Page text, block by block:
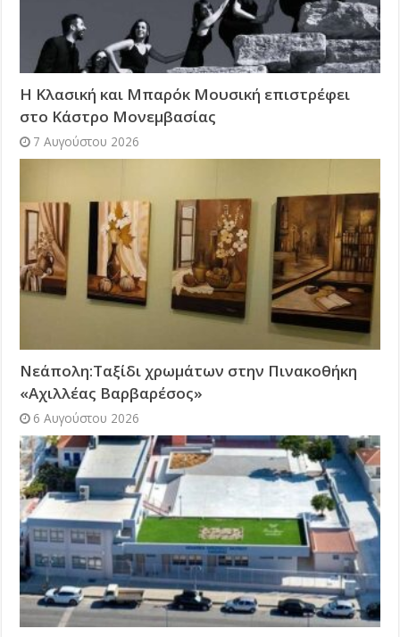
Η Κλασική και Μπαρόκ Μουσική επιστρέφει
στο Κάστρο Μονεμβασίας
7 Αυγούστου 2026
Νεάπολη:Ταξίδι χρωμάτων στην Πινακοθήκη
«Αχιλλέας Βαρβαρέσος»
6 Αυγούστου 2026